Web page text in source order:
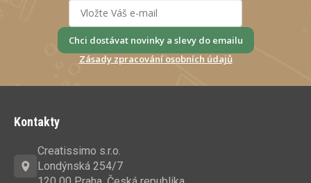
Chci dostávat novinky a slevy do emailu
Zásady zpracování osobních údajů
Kontakty
Creatissimo s.r.o.
Londýnská 254/7